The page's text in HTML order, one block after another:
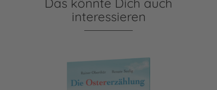
interessieren